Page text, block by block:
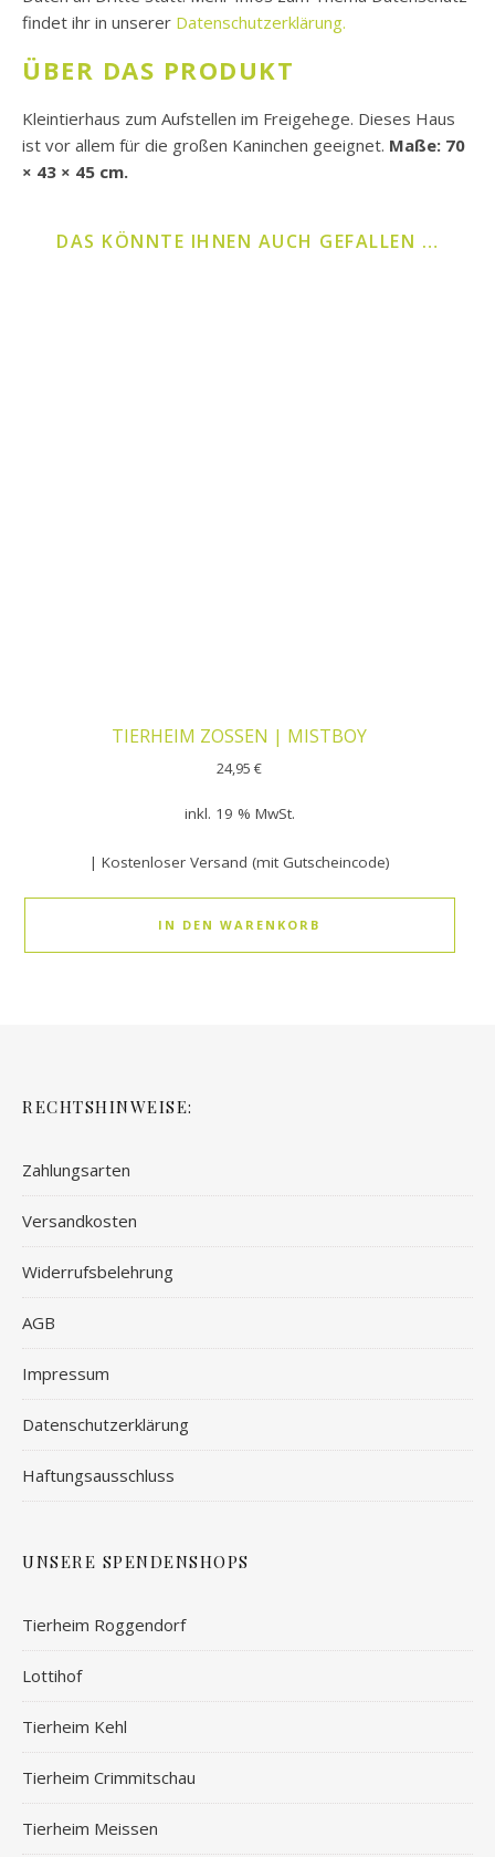
findet ihr in unserer Datenschutzerklärung.
ÜBER DAS PRODUKT
Kleintierhaus zum Aufstellen im Freigehege. Dieses Haus
ist vor allem für die großen Kaninchen geeignet. Maße: 70
× 43 × 45 cm.
DAS KÖNNTE IHNEN AUCH GEFALLEN …
TIERHEIM ZOSSEN | MISTBOY
24,95€
inkl. 19 % MwSt.
| Kostenloser Versand (mit Gutscheincode)
IN DEN WARENKORB
RECHTSHINWEISE:
Zahlungsarten
Versandkosten
Widerrufsbelehrung
AGB
Impressum
Datenschutzerklärung
Haftungsausschluss
UNSERE SPENDENSHOPS
Tierheim Roggendorf
Lottihof
Tierheim Kehl
Tierheim Crimmitschau
Tierheim Meissen